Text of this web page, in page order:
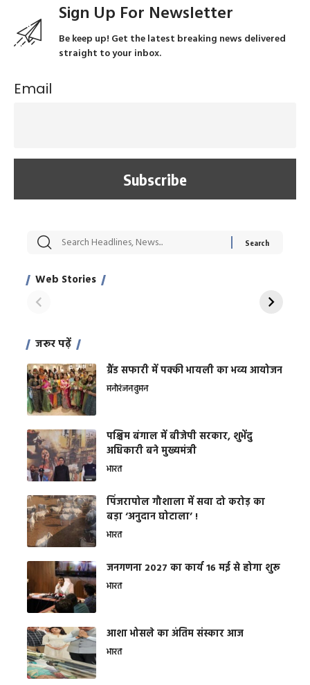
Sign Up For Newsletter
Be keep up! Get the latest breaking news delivered
straight to your inbox.
Email
Web Stories
सट्टेबाजी में अरेस्ट हुए
साहिल खान
रोज एक कच्चे लहसुन
जरूर पढ़ें
ग्रैंड सफारी में पक्की भायली का भव्य आयोजन
मनोरंजनवुमन
पश्चिम बंगाल में बीजेपी सरकार, शुभेंदु
अधिकारी बने मुख्यमंत्री
भारत
​पिंजरापोल गौशाला में सवा दो करोड़ का
बड़ा ‘अनुदान घोटाला’ !
भारत
जनगणना 2027 का कार्य 16 मई से होगा शुरू
भारत
आशा भोसले का अंतिम संस्कार आज
भारत